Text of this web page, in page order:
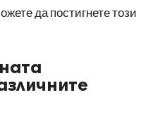
да постигнете този